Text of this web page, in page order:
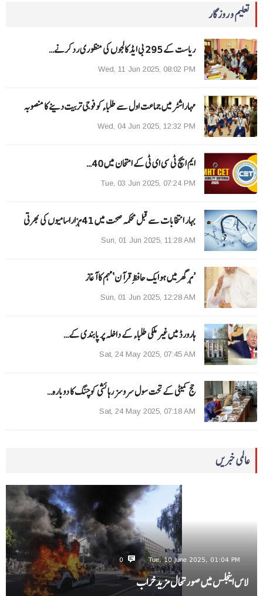
تعلیم و روزگار
ریاست کے 295 بی ایڈ کالجوں کی منظوری رد کرنے…
Wed, 11 Jun 2025, 08:02 PM
مہاراشٹرمیں جماعت اول سے طلباءکو فوجی تربیت دینے کا منصوبہ
Wed, 04 Jun 2025, 12:32 PM
ایم ایچ ٹی سی ای ٹی کے امتحان میں 40…
Tue, 03 Jun 2025, 07:24 PM
بہار انتخابات سے قبل محکمہ صحت میں 41ہزاراسامیوں کی بھرتی
Sun, 01 Jun 2025, 11:28 AM
’ہر گھر میں ہوایک حافظِ قرآن‘مہم کا آغاز
Sun, 01 Jun 2025, 12:28 AM
ہارورڈ میں غیر ملکی طلباء کے داخلہ پر پابندی کے…
Sat, 24 May 2025, 07:45 AM
حج کمیٹی کے تحت سول سروسز رہائشی کوچنگ کا دوبارہ…
Sat, 24 May 2025, 07:18 AM
عالمی خبریں
Tue, 10 June 2025, 01:04 PM
0
لاس اینجلس میں صورتحال مزید خراب